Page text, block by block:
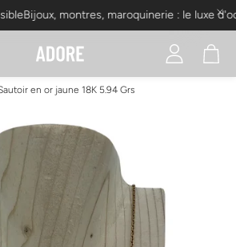
Bijoux, montres, maroquinerie : le luxe
Compte
en or jaune 18K 5.94 Grs